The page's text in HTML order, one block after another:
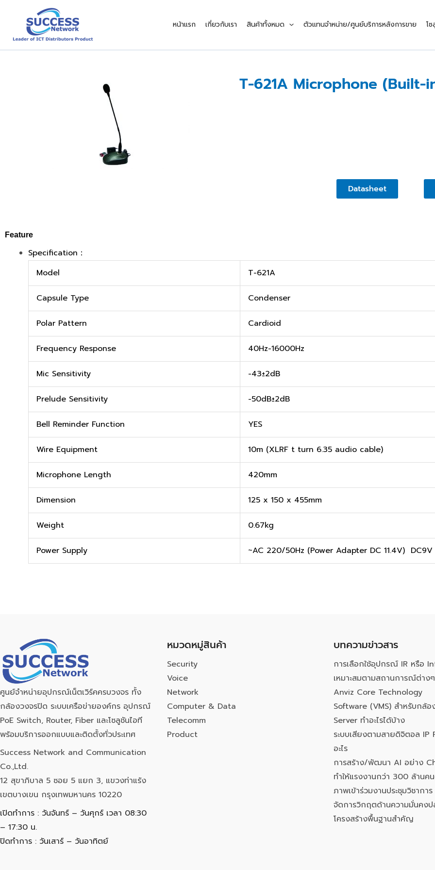
content
หน้าแรก เกี่ยวกับเรา สินค้าทั้งหมด ตัวแทนจำหน่าย/ศูนย์บริการหลังการขาย โ
T-621A Microphone (Built-
Datasheet
Feature
Specification：
Model
T-621A
Capsule Type Condenser
Polar Pattern Cardioid
Frequency Response 40Hz-16000Hz
Mic Sensitivity -43±2dB
Prelude Sensitivity -50dB±2dB
Bell Reminder Function YES
Wire Equipment 10m (XLRF t turn 6.35 audio cable)
Microphone Length 420mm
Dimension 125 x 150 x 455mm
Weight 0.67kg
Power Supply ~AC 220/50Hz (Power Adapter DC 11.4V) DC9V
ศูนย์จำหน่ายอุปกรณ์เน็ตเวิร์คครบวงจร ทั้ง
กล้องวงจรปิด ระบบเครือข่ายองค์กร อุปกรณ์
PoE Switch, Router, Fiber และโซลูชันไอที
พร้อมบริการออกแบบและติดตั้งทั่วประเทศ
Success Network and Communication
Co.,Ltd.
12 สุขาภิบาล 5 ซอย 5 แยก 3, แขวงท่าแร้ง
เขตบางเขน กรุงเทพมหานคร 10220
เปิดทำการ : วันจันทร์ – วันศุกร์ เวลา 08:30
– 17:30 น.
ปิดทำการ : วันเสาร์ – วันอาทิตย์
หมวดหมู่สินค้า
Security
Voice
Network
Computer & Data
Telecomm
Product
บทความข่าวสาร
การเลือกใช้อุปกรณ์ IR หรือ
เหมาะสมตามสถานการณ์ต่างๆ
Anviz Core Technology
Software (VMS) สำหรับกล้
Server ทำอะไรได้บ้าง
ระบบเสียงตามสายดิจิตอล IP
อะไร
การสร้าง/พัฒนา AI อย่าง
ทำให้แรงงานกว่า 300 ล้านค
ภาพเข้าร่วมงานประชุมวิชากา
จัดการวิกฤตด้านความมั่นคง
โครงสร้างพื้นฐานสำคัญ